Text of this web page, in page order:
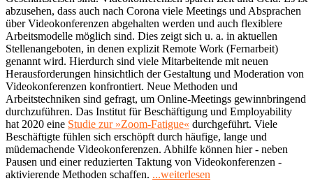
abzusehen, dass auch nach Corona viele Meetings und Absprachen
über Videokonferenzen abgehalten werden und auch flexiblere
Arbeitsmodelle möglich sind. Dies zeigt sich u. a. in aktuellen
Stellenangeboten, in denen explizit Remote Work (Fernarbeit)
genannt wird. Hierdurch sind viele Mitarbeitende mit neuen
Herausforderungen hinsichtlich der Gestaltung und Moderation von
Videokonferenzen konfrontiert. Neue Methoden und
Arbeitstechniken sind gefragt, um Online-Meetings gewinnbringend
durchzuführen. Das Institut für Beschäftigung und Employability
hat 2020 eine Studie zur »Zoom-Fatigue« durchgeführt. Viele
Beschäftigte fühlen sich erschöpft durch häufige, lange und
müdemachende Videokonferenzen. Abhilfe können hier - neben
Pausen und einer reduzierten Taktung von Videokonferenzen -
aktivierende Methoden schaffen. ...weiterlesen